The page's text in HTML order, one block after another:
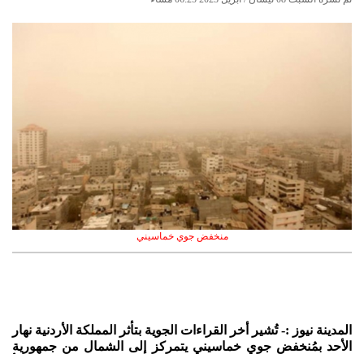
منخفض جوي خماسيني
المدينة نيوز :- تُشير أخر القراءات الجوية بتأثر المملكة الأردنية نهار
الأحد بمُنخفض جوي خماسيني يتمركز إلى الشمال من جمهورية